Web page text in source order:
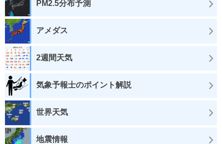
PM2.5分布予測
アメダス
2週間天気
気象予報士のポイント解説
世界天気
地震情報